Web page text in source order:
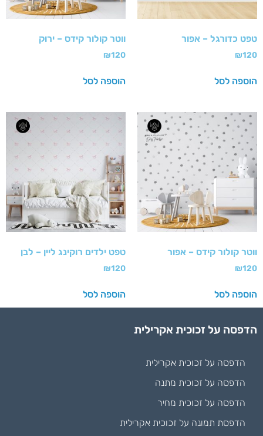
טפט כדורגל – אפור
₪120
הוספה לסל
ווטר קולור קידס – ירוק
₪120
הוספה לסל
ווטר קולור קידס – אפור
₪120
הוספה לסל
טפט ילדים רוקינג ליין – לבן
₪120
הוספה לסל
הדפסה על זכוכית אקרילית
הדפסה על זכוכית אקרילית
הדפסה על זכוכית מתנה
הדפסה על זכוכית מחיר
הדפסת תמונה על זכוכית אקרילית